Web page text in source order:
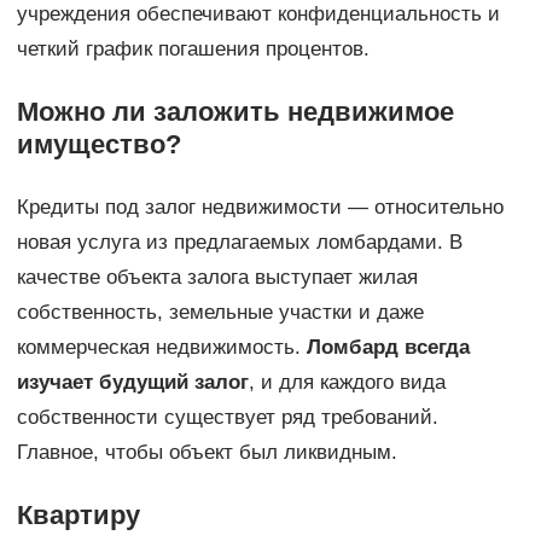
учреждения обеспечивают конфиденциальность и
четкий график погашения процентов.
Можно ли заложить недвижимое
имущество?
Кредиты под залог недвижимости — относительно
новая услуга из предлагаемых ломбардами. В
качестве объекта залога выступает жилая
собственность, земельные участки и даже
коммерческая недвижимость. Ломбард всегда
изучает будущий залог, и для каждого вида
собственности существует ряд требований.
Главное, чтобы объект был ликвидным.
Квартиру